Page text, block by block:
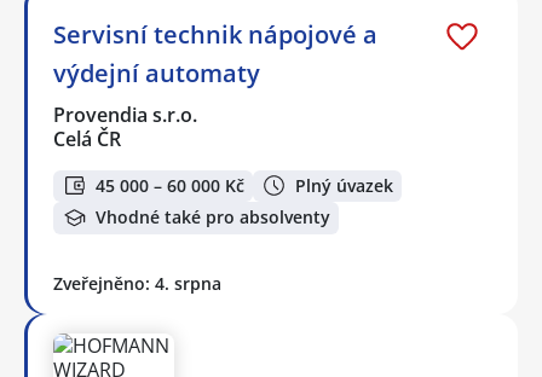
Servisní technik nápojové a
výdejní automaty
Provendia s.r.o.
Celá ČR
45 000 – 60 000 Kč
Plný úvazek
Vhodné také pro absolventy
Zveřejněno: 4. srpna